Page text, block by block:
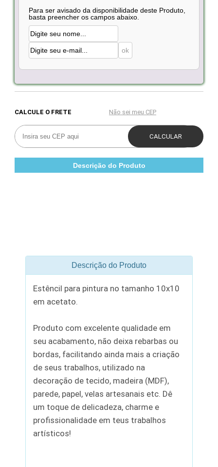
Para ser avisado da disponibilidade deste Produto,
basta preencher os campos abaixo.
Descrição do Produto
Descrição do Produto
Estêncil para pintura no tamanho 10x10
em acetato.
Produto com excelente qualidade em
seu acabamento, não deixa rebarbas ou
bordas, facilitando ainda mais a criação
de seus trabalhos, utilizado na
decoração de tecido, madeira (MDF),
parede, papel, velas artesanais etc. Dê
um toque de delicadeza, charme e
profissionalidade em teus trabalhos
artísticos!